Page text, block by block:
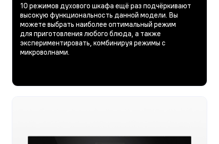
10 режимов духового шкафа ещё раз подчёркивают
высокую функциональность данной модели. Вы
можете выбрать наиболее оптимальный режим
для приготовления любого блюда, а также
экспериментировать, комбинируя режимы с
микроволнами.